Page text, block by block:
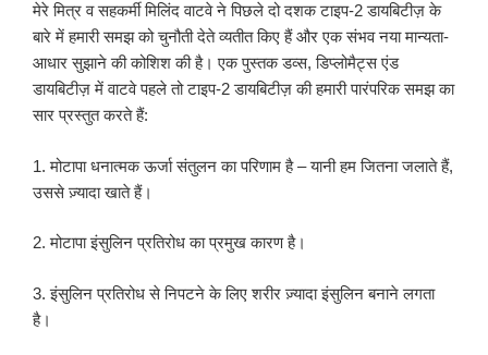
मेरे मित्र व सहकर्मी मिलिंद वाटवे ने पिछले दो दशक टाइप-2 डायबिटीज़ के
बारे में हमारी समझ को चुनौती देते व्यतीत किए हैं और एक संभव नया मान्यता-
आधार सुझाने की कोशिश की है। एक पुस्तक डव्स, डिप्लोमैट्स एंड
डायबिटीज़ में वाटवे पहले तो टाइप-2 डायबिटीज़ की हमारी पारंपरिक समझ का
सार प्रस्तुत करते हैं:
1. मोटापा धनात्मक ऊर्जा संतुलन का परिणाम है – यानी हम जितना जलाते हैं,
उससे ज़्यादा खाते हैं।
2. मोटापा इंसुलिन प्रतिरोध का प्रमुख कारण है।
3. इंसुलिन प्रतिरोध से निपटने के लिए शरीर ज़्यादा इंसुलिन बनाने लगता
है।